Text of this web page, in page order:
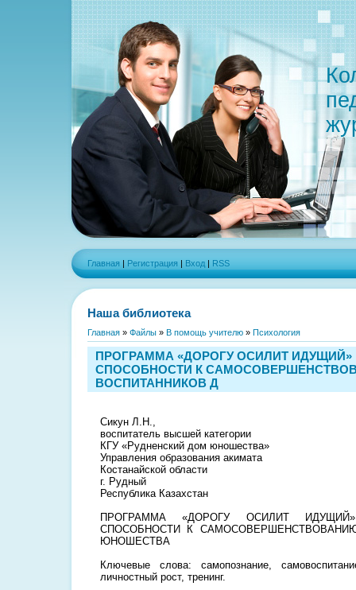
Главная | Регистрация | Вход | RSS
Наша библиотека
Главная » Файлы » В помощь учителю » Психология
ПРОГРАММА «ДОРОГУ ОСИЛИТ
СПОСОБНОСТИ К
ВОСПИТАННИКОВ Д
Сикун Л.Н.,
воспитатель высшей категории
КГУ «Рудненский дом юношества»
Управления образования акимата
Костанайской области
г. Рудный
Республика Казахстан
ПРОГРАММА «ДОРОГУ ОСИЛИТ
СПОСОБНОСТИ К
ЮНОШЕСТВА
Ключевые слова: самопознание,
личностный рост, тренинг.